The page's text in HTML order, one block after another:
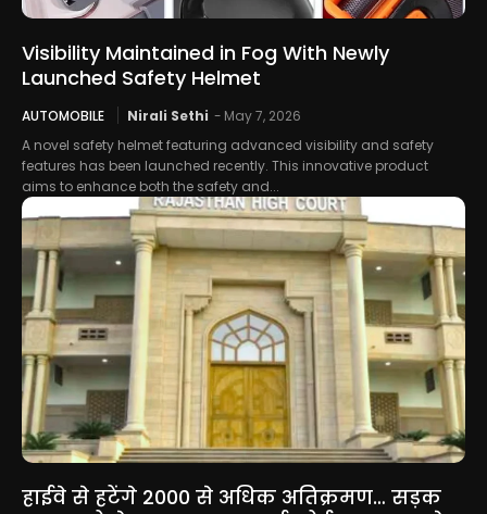
Visibility Maintained in Fog With Newly
Launched Safety Helmet
AUTOMOBILE Nirali Sethi - May 7, 2026
A novel safety helmet featuring advanced visibility and safety
features has been launched recently. This innovative product
aims to enhance both the safety and...
हाईवे से हटेंगे 2000 से अधिक अतिक्रमण… सड़क